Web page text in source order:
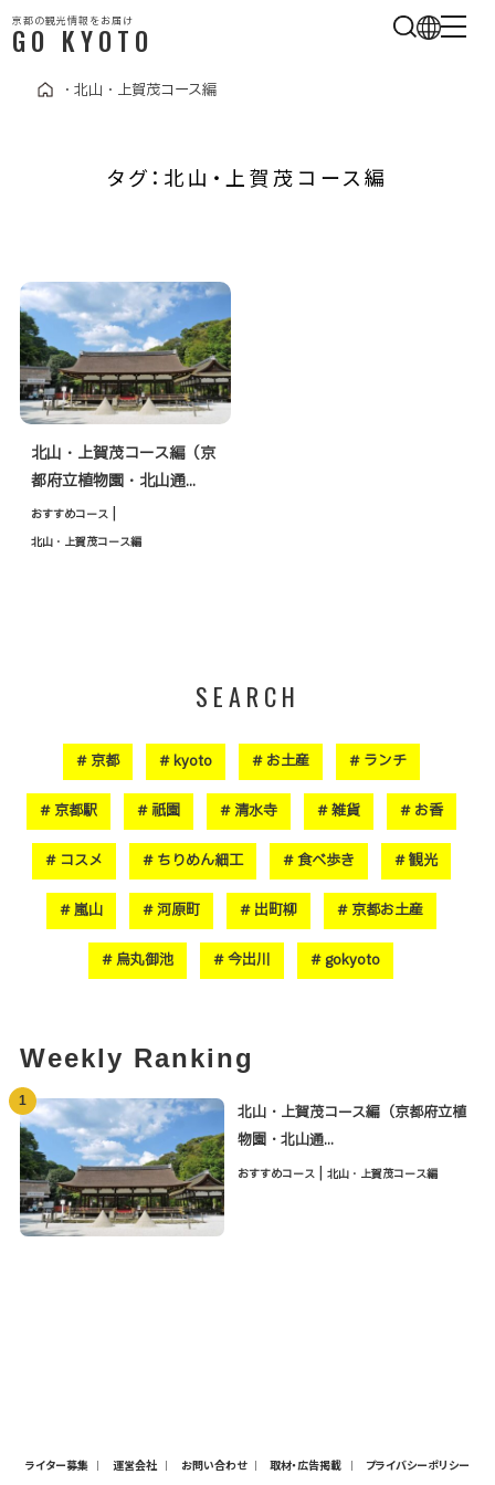
・ 北山・上賀茂コース編
タグ：北山・上賀茂コース編
北山・上賀茂コース編（京
都府立植物園・北山通...
おすすめコース |
北山・上賀茂コース編
SEARCH
京都 kyoto お土産 ランチ
京都駅 祇園 清水寺 雑貨 お香
コスメ ちりめん細工 食べ歩き 観光
嵐山 河原町 出町柳 京都お土産
烏丸御池 今出川 gokyoto
Weekly Ranking
1
北山・上賀茂コース編（京都府立植
物園・北山通...
おすすめコース | 北山・上賀茂コース編
ライター募集 運営会社 お問い合わせ 取材・広告掲載 プライバシーポリシー
京都の観光情報をお届け
GO KYOTO